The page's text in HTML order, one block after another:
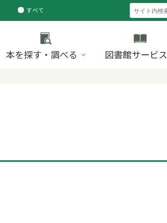
すべて
ページ
本を探す・調べる 図書館サービス